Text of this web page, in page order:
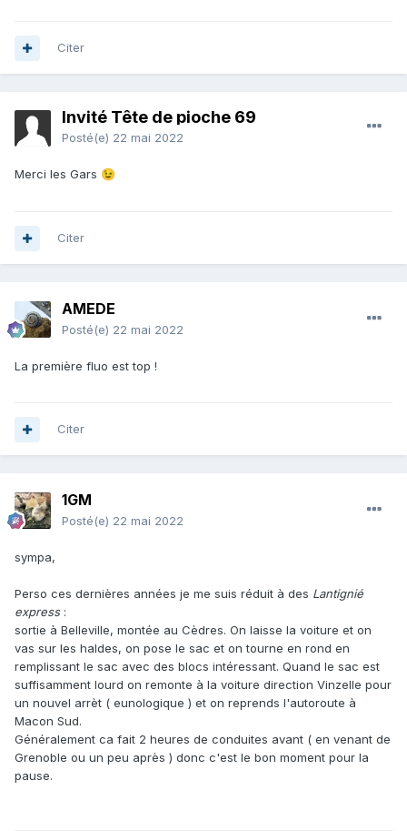
Citer
Invité Tête de pioche 69
Posté(e) 22 mai 2022
Merci les Gars 😉
Citer
AMEDE
Posté(e) 22 mai 2022
La première fluo est top !
Citer
1GM
Posté(e) 22 mai 2022
sympa,
Perso ces dernières années je me suis réduit à des Lantignié
express :
sortie à Belleville, montée au Cèdres. On laisse la voiture et on
vas sur les haldes, on pose le sac et on tourne en rond en
remplissant le sac avec des blocs intéressant. Quand le sac est
suffisamment lourd on remonte à la voiture direction Vinzelle pour
un nouvel arrèt ( eunologique ) et on reprends l'autoroute à
Macon Sud.
Généralement ca fait 2 heures de conduites avant ( en venant de
Grenoble ou un peu après ) donc c'est le bon moment pour la
pause.